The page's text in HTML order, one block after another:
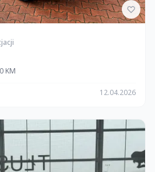
KM
12.04.2026